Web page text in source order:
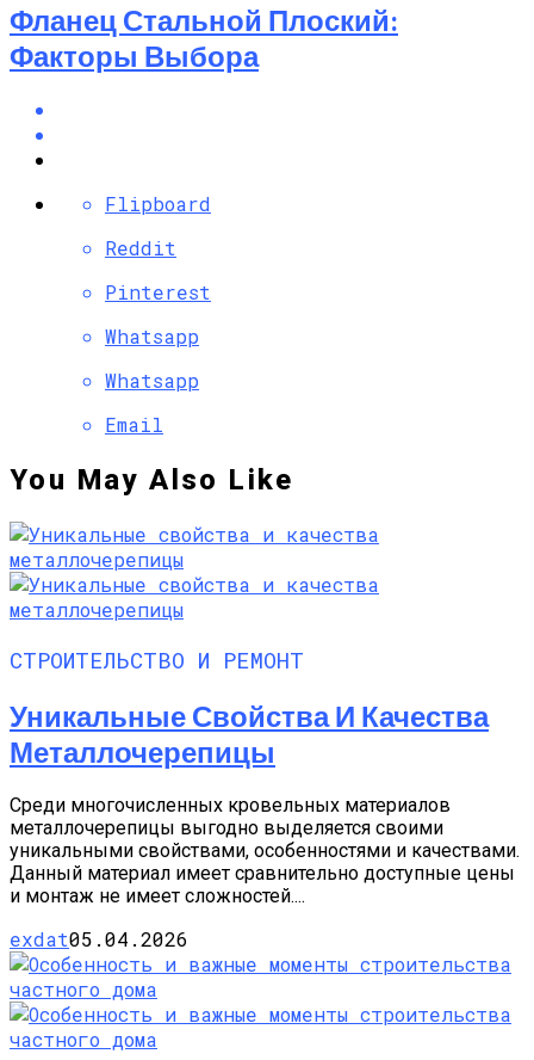
Фланец Стальной Плоский:
Факторы Выбора
Flipboard
Reddit
Pinterest
Whatsapp
Whatsapp
Email
You May Also Like
СТРОИТЕЛЬСТВО И РЕМОНТ
Уникальные Свойства И Качества
Металлочерепицы
Среди многочисленных кровельных материалов
металлочерепицы выгодно выделяется своими
уникальными свойствами, особенностями и качествами.
Данный материал имеет сравнительно доступные цены
и монтаж не имеет сложностей....
exdat05.04.2026